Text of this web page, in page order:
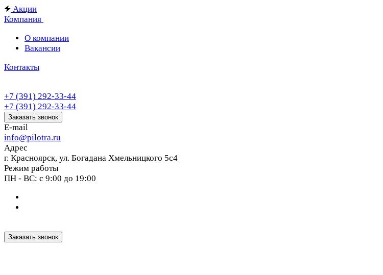
Акции
Компания
О компании
Вакансии
Контакты
+7 (391) 292-33-44
+7 (391) 292-33-44
Заказать звонок
E-mail
info@pilotra.ru
Адрес
г. Красноярск, ул. Богадана Хмельницкого 5с4
Режим работы
ПН - ВС: с 9:00 до 19:00
Заказать звонок